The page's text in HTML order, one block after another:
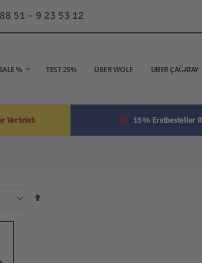
51 – 9 23 53 12
% TEST 25% ÜBER WOLF ÜBER ÇAĞATAY
Vertrieb 15% Erstbesteller
In